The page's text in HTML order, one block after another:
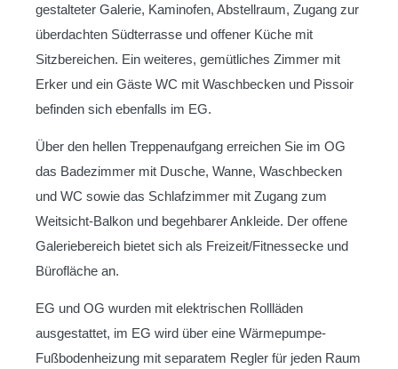
gestalteter Galerie, Kaminofen, Abstellraum, Zugang zur
überdachten Südterrasse und offener Küche mit
Sitzbereichen. Ein weiteres, gemütliches Zimmer mit
Erker und ein Gäste WC mit Waschbecken und Pissoir
befinden sich ebenfalls im EG.
Über den hellen Treppenaufgang erreichen Sie im OG
das Badezimmer mit Dusche, Wanne, Waschbecken
und WC sowie das Schlafzimmer mit Zugang zum
Weitsicht-Balkon und begehbarer Ankleide. Der offene
Galeriebereich bietet sich als Freizeit/Fitnessecke und
Bürofläche an.
EG und OG wurden mit elektrischen Rollläden
ausgestattet, im EG wird über eine Wärmepumpe-
Fußbodenheizung mit separatem Regler für jeden Raum